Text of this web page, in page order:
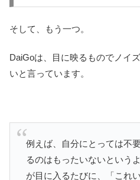
そして、もう一つ。
DaiGoは、目に映るものでノイ
いと言っています。
例えば、自分にとっては不
るのはもったいないという
が目に入るたびに、「これ